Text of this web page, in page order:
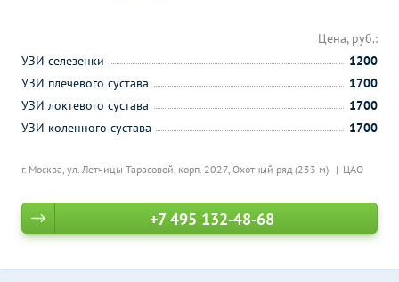
г. Москва, ул. Летчицы Тарасовой, корп. 2027, Охотный ряд (233 м) ЦАО
Цена, руб.:
УЗИ селезенки
1200
УЗИ плечевого сустава
1700
УЗИ локтевого сустава
1700
УЗИ коленного сустава
1700
+7 495 132-48-68